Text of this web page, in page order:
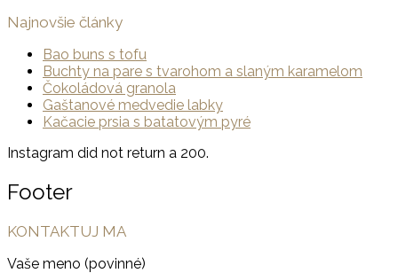
Najnovšie články
Bao buns s tofu
Buchty na pare s tvarohom a slaným karamelom
Čokoládová granola
Gaštanové medvedie labky
Kačacie prsia s batatovým pyré
Instagram did not return a 200.
Footer
KONTAKTUJ MA
Vaše meno (povinné)